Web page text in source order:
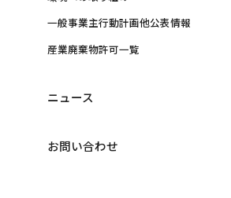
一般事業主行動計画他公表情報
産業廃棄物許可一覧
ニュース
お問い合わせ